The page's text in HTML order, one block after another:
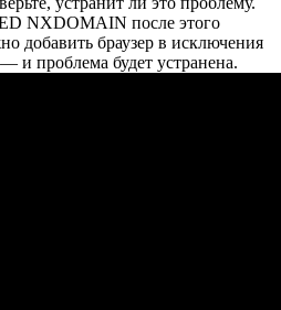
NXDOMAIN после этого
добавить браузер в исключения
и проблема будет устранена.